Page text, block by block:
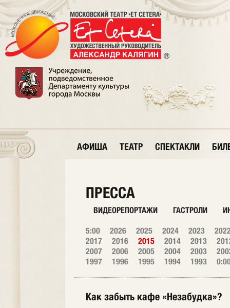
АФИША ТЕАТР СПЕКТАКЛИ
ПРЕССА
ВИДЕОРЕПОРТАЖИ ГАСТРОЛИ
5:00 2026 2025 2024 2023
2017
2016 2015 2014 2013
2007
2006 2005 2004 2003
1997
1996 1995 1994 1993
Как забыть кафе «Незабудка»?